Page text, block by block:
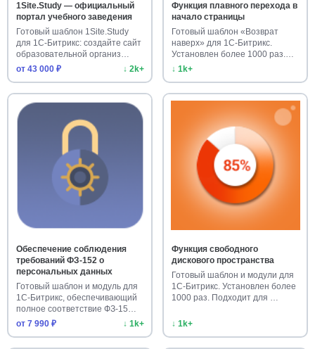
1Site.Study — официальный
портал учебного заведения
Готовый шаблон 1Site.Study
для 1С-Битрикс: создайте сайт
образовательной организ…
от 43 000 ₽
↓ 2k+
Функция плавного перехода в
начало страницы
Готовый шаблон «Возврат
наверх» для 1С-Битрикс.
Установлен более 1000 раз.
Улучш…
↓ 1k+
Обеспечение соблюдения
требований ФЗ-152 о
персональных данных
Готовый шаблон и модуль для
1С-Битрикс, обеспечивающий
полное соответствие ФЗ-15…
от 7 990 ₽
↓ 1k+
Функция свободного
дискового пространства
Готовый шаблон и модули для
1С-Битрикс. Установлен более
1000 раз. Подходит для …
↓ 1k+